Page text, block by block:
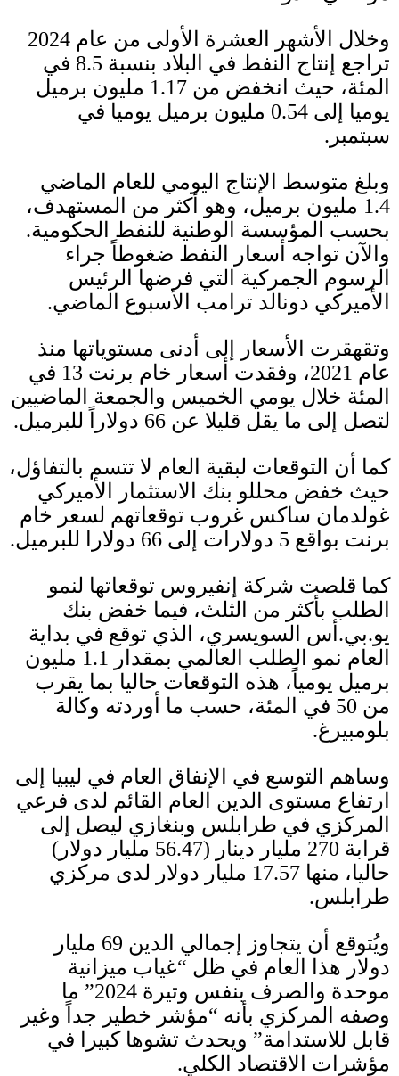
وخلال الأشهر العشرة الأولى من عام 2024
تراجع إنتاج النفط في البلاد بنسبة 8.5 في
المئة، حيث انخفض من 1.17 مليون برميل
يوميا إلى 0.54 مليون برميل يوميا في
سبتمبر .
وبلغ متوسط الإنتاج اليومي للعام الماضي
1.4 مليون برميل، وهو أكثر من المستهدف،
بحسب المؤسسة الوطنية للنفط الحكومية.
والآن تواجه أسعار النفط ضغوطاً جراء
الرسوم الجمركية التي فرضها الرئيس
الأميركي دونالد ترامب الأسبوع الماضي.
وتقهقرت الأسعار إلى أدنى مستوياتها منذ
عام 2021، وفقدت أسعار خام برنت 13 في
المئة خلال يومي الخميس والجمعة الماضيين
لتصل إلى ما يقل قليلا عن 66 دولاراً للبرميل.
كما أن التوقعات لبقية العام لا تتسم بالتفاؤل،
حيث خفض محللو بنك الاستثمار الأميركي
غولدمان ساكس غروب توقعاتهم لسعر خام
برنت بواقع 5 دولارات إلى 66 دولارا للبرميل.
كما قلصت شركة إنفيروس توقعاتها لنمو
الطلب بأكثر من الثلث، فيما خفض بنك
يو.بي. أس السويسري، الذي توقع في بداية
العام نمو الطلب العالمي بمقدار
1.1 مليون
برميل يومياً، هذه التوقعات حاليا بما يقرب
من 50 في المئة، حسب ما أوردته وكالة
بلومبيرغ.
وساهم التوسع في الإنفاق العام في ليبيا إلى
ارتفاع مستوى الدين العام القائم لدى فرعي
المركزي في طرابلس وبنغازي ليصل إلى
قرابة 270 مليار دينار (56.47 مليار دولار )
حاليا، منها 17.57 مليار دولار لدى مركزي
طرابلس.
ويُتوقع أن يتجاوز إجمالي الدين 69 مليار
دولار هذا العام في ظل “غياب ميزانية
موحدة والصرف بنفس وتيرة 2024”
ما
وصفه المركزي بأنه “مؤشر خطير جداً وغير
قابل للاستدامة” ويحدث تشوها كبيرا في
مؤشرات الاقتصاد الكلي.